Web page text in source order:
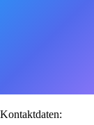
Kontaktdaten: